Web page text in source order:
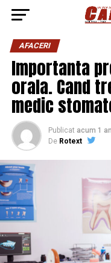
AFACERI
Importanta
orala. Cand
medic
Publicat acum 1 an
De Rotext